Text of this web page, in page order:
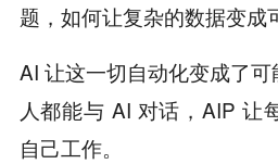
题，如何让复杂的数据变成
AI 让这一切自动化变成了
人都能与 AI 对话，AIP 让
自己工作。